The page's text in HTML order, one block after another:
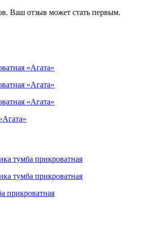
Ваш отзыв может стать первым.
прикроватная